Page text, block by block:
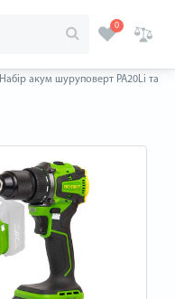
0
Набір акум шуруповерт PA20Li та